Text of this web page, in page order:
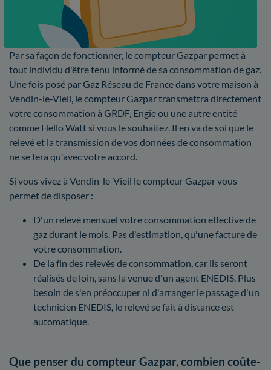
Par sa façon de fonctionner, le compteur Gazpar permet à
tout individu d'être tenu informé de sa consommation de gaz.
Une fois posé par Gaz Réseau de France dans votre maison à
Vendin-le-Vieil, le compteur Gazpar transmettra directement
votre consommation à GRDF, Engie ou une autre entité
comme Hello Watt si vous le souhaitez. Il en va de soi que le
relevé et la transmission de vos données de consommation
ne se fera qu'avec votre accord.
Si vous vivez à Vendin-le-Vieil le compteur Gazpar vous
permet de disposer :
D'un relevé mensuel votre consommation effective de
gaz durant le mois. Pas d'estimation, qu'une facture de
votre consommation.
De la fin des relevés de consommation, car ils seront
réalisés de loin, sans la venue d'un agent ENEDIS. Plus
besoin de s'en préoccuper ni d'arranger le passage d'un
technicien ENEDIS, le relevé se fait à distance est
automatique.
Que penser du compteur Gazpar, combien coûte-